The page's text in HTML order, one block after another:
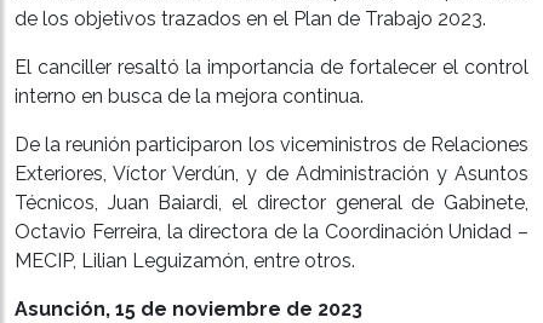
de los objetivos trazados en el Plan de Trabajo 2023.
El canciller resaltó la importancia de fortalecer el control
interno en busca de la mejora continua.
De la reunión participaron los viceministros de Relaciones
Exteriores, Víctor Verdún, y de Administración y Asuntos
Técnicos, Juan Baiardi, el director general de Gabinete,
Octavio Ferreira, la directora de la Coordinación Unidad –
MECIP, Lilian Leguizamón, entre otros.
Asunción, 15 de noviembre de 2023